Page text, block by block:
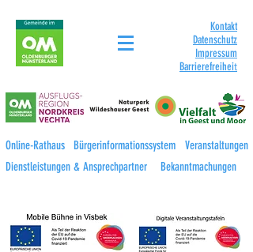
Kontakt
Datenschutz
Impressum
Barrierefreiheit
Online-Rathaus Bürgerinformationssystem
Veranstaltungen
Dienstleistungen & Ansprechpartner
Bekanntmachungen